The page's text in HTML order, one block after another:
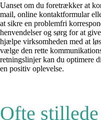
Uanset om du foretrækker at
mail, online kontaktformular
at sikre en problemfri
henvendelser og sørg for at
hjælpe virksomheden med at
vælge den rette
retningslinjer kan du optimere
en positiv oplevelse.
Ofte